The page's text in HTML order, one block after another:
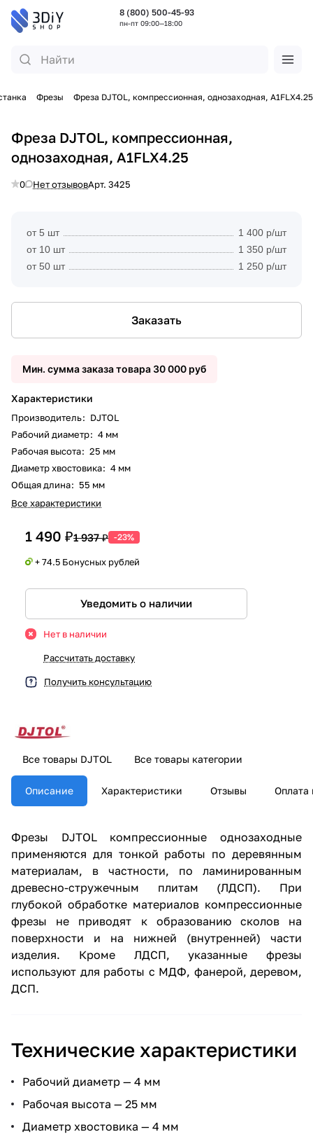
8 (800) 500-45-93
пн-пт 09:00—18:00
Фрезы Фреза DJTOL, компрессионная, однозаходная, A1FLX4.25
Фреза DJTOL, компрессионная,
однозаходная, A1FLX4.25
0 Нет отзывовАрт. 3425
от 5 шт
1 400 р/шт
от 10 шт
1 350 р/шт
от 50 шт
1 250 р/шт
Заказать
Мин. сумма заказа товара 30 000 руб
Характеристики
Производитель: DJTOL
Рабочий диаметр: 4 мм
Рабочая высота: 25 мм
Диаметр хвостовика: 4 мм
Общая длина: 55 мм
Все характеристики
1 490 ₽1 937 ₽ -23%
+ 74.5 Бонусных рублей
Уведомить о наличии
Нет в наличии
Рассчитать доставку
Получить консультацию
Все товары DJTOL Все товары категории
Описание Характеристики Отзывы Оплата
Фрезы DJTOL компрессионные однозаходные
применяются для тонкой работы по деревянным
материалам, в частности, по ламинированным
древесно-стружечным плитам (ЛДСП). При
глубокой обработке материалов компрессионные
фрезы не приводят к образованию сколов на
поверхности и на нижней (внутренней) части
изделия. Кроме ЛДСП, указанные фрезы
используют для работы с МДФ, фанерой, деревом,
ДСП.
Технические характеристики
Рабочий диаметр — 4 мм
Рабочая высота — 25 мм
Диаметр хвостовика — 4 мм